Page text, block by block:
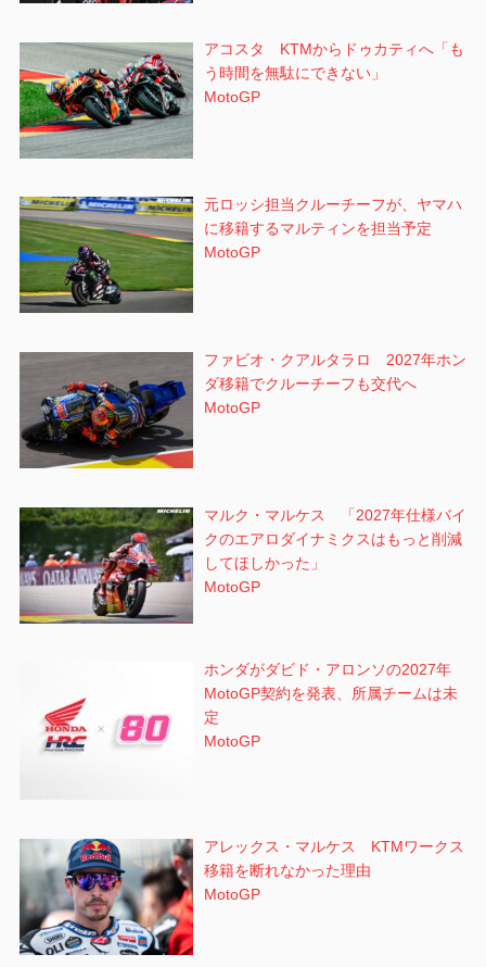
アコスタ KTMからドゥカティへ「も
う時間を無駄にできない」
MotoGP
元ロッシ担当クルーチーフが、ヤマハ
に移籍するマルティンを担当予定
MotoGP
ファビオ・クアルタラロ 2027年ホン
ダ移籍でクルーチーフも交代へ
MotoGP
マルク・マルケス 「2027年仕様バイ
クのエアロダイナミクスはもっと削減
してほしかった」
MotoGP
ホンダがダビド・アロンソの2027年
MotoGP契約を発表、所属チームは未
定
MotoGP
アレックス・マルケス KTMワークス
移籍を断れなかった理由
MotoGP